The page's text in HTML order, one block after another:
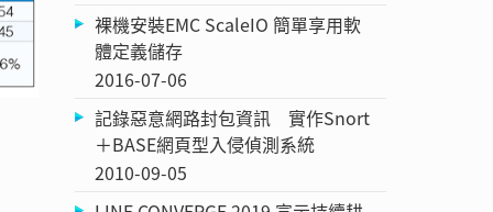
裸機安裝EMC ScaleIO 簡單享用軟
體定義儲存
2016-07-06
記錄惡意網路封包資訊 實作Snort
＋BASE網頁型入侵偵測系統
2010-09-05